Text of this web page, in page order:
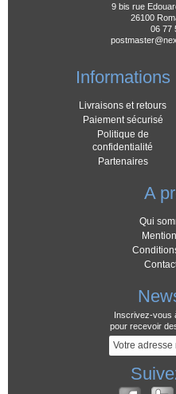
9 bis rue
26100
06 77
Informations
Livraisons et retours
Paiement sécurisé
Politique de
confidentialité
Partenaires
A
Qui
Inscrivez-vous
pour recevoir